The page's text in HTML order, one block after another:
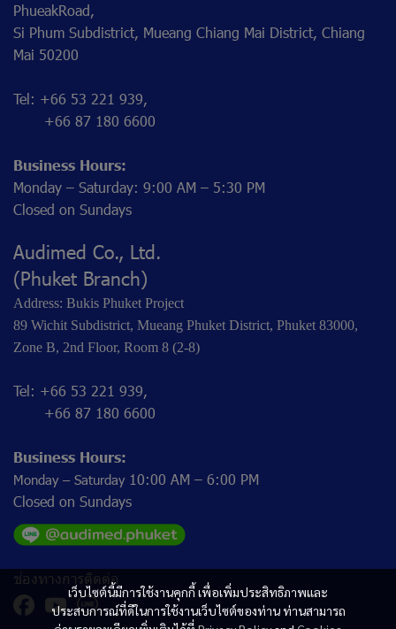
เว็บไซต์นี้มีการใช้งานคุกกี้ เพื่อเพิ่มประสิทธิภาพและ
ประสบการณ์ที่ดีในการใช้งานเว็บไซต์ของท่าน ท่านสามารถ
PhueakRoad,
Si Phum Subdistrict, Mueang Chiang Mai District, Chiang
Mai 50200
Tel: +66 53 221 939,
+66 87 180 6600
Business Hours:
Monday – Saturday: 9:00 AM – 5:30 PM
Closed on Sundays
Audimed Co., Ltd.
(Phuket Branch)
Address: Bukis Phuket Project
89 Wichit Subdistrict, Mueang Phuket District, Phuket 83000,
Zone B, 2nd Floor, Room 8 (2-8)
Tel: +66 53 221 939,
+66 87 180 6600
Business Hours:
Monday – Saturday10:00 AM – 6:00 PM
Closed on Sundays
ช่องทางการติดต่อ